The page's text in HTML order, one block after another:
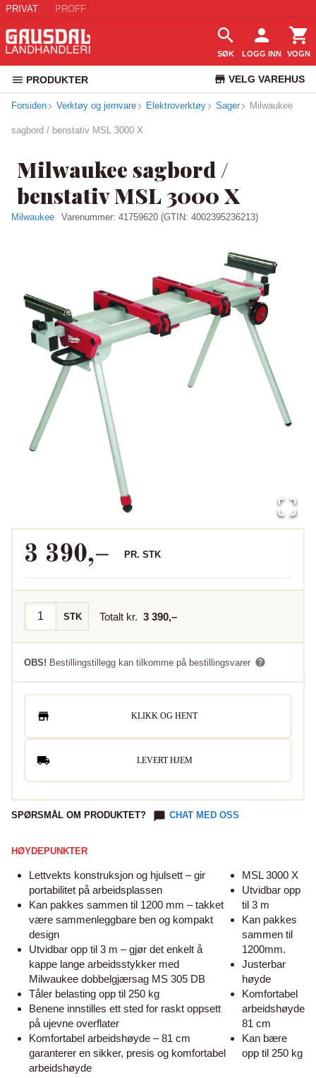
PRIVAT PROFF
SØK LOGG INN VOGN
PRODUKTER VELG VAREHUS
KUNDESERVICE
Forsiden Verktøy og jernvare Elektroverktøy Sager Milwaukee
sagbord / benstativ MSL 3000 X
Milwaukee sagbord /
benstativ MSL 3000 X
Milwaukee Varenummer: 41759620 (GTIN: 4002395236213)
3 390,– PR. STK
STK Totalt kr. 3 390,–
OBS! Bestillingstillegg kan tilkomme på bestillingsvarer
KLIKK OG HENT
LEVERT HJEM
SPØRSMÅL OM PRODUKTET? CHAT MED OSS
HØYDEPUNKTER
Lettvekts konstruksjon og hjulsett – gir
portabilitet på arbeidsplassen
Kan pakkes sammen til 1200 mm – takket
være sammenleggbare ben og kompakt
design
Utvidbar opp til 3 m – gjør det enkelt å
kappe lange arbeidsstykker med
Milwaukee dobbelgjærsag MS 305 DB
Tåler belasting opp til 250 kg
Benene innstilles ett sted for raskt oppsett
på ujevne overflater
Komfortabel arbeidshøyde – 81 cm
garanterer en sikker, presis og komfortabel
arbeidshøyde
MSL 3000 X
Utvidbar opp
til 3 m
Kan pakkes
sammen til
1200mm.
Justerbar
høyde
Komfortabel
arbeidshøyde
81 cm
Kan bære
opp til 250 kg